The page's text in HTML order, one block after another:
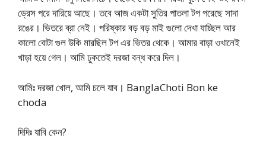
ড্রেস পরে দারিয়ে আছে। তবে আজ একটা সুতির পাতলা টপ পরেছে সাদা
রঙের। ভিতরে ব্রা নেই। পরিষ্কার বড় বড় মাই গুলো দেখা যাচ্ছিল আর
কালো বোটা গুল উকি মারছিল টপ এর ভিতর থেকে। আমার বাড়া ওখানেই
খাড়া হয়ে গেল। আমি ঢুকতেই দরজা বন্ধ করে দিল।
আমিঃ দরজা খোল, আমি চলে যাব। BanglaChoti Bon ke
choda
দিদিঃ যাবি কেন?